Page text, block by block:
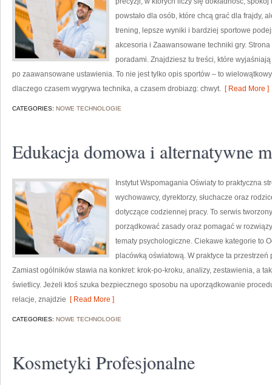
powstało dla osób, które chcą grać dla frajdy,
trening, lepsze wyniki i bardziej sportowe
akcesoria i Zaawansowane techniki gry.
poradami. Znajdziesz tu treści, które
po zaawansowane ustawienia. To nie jest tylko opis sportów – to
dlaczego czasem wygrywa technika, a czasem drobiazg: chwyt. [ Read More ]
CATEGORIES: NOWE TECHNOLOGIE
Edukacja domowa i alternatywne
Instytut Wspomagania Oświaty to praktyczna
wychowawcy, dyrektorzy, słuchacze oraz
dotyczące codziennej pracy. To serwis
porządkować zasady oraz pomagać w
tematy psychologiczne. Ciekawe kategorie to
placówką oświatową. W praktyce ta
Zamiast ogólników stawia na konkret: krok-po-kroku, analizy, zestawienia, a
świetlicy. Jeżeli ktoś szuka bezpiecznego sposobu na uporządkowanie
relacje, znajdzie [ Read More ]
CATEGORIES: NOWE TECHNOLOGIE
Kosmetyki Profesjonalne